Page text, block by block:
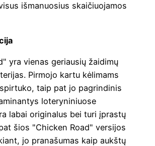
išmanuosius skaičiuojamos
yra vienas geriausių žaidimų
Pirmojo kartu kėlimams
taip pat jo pagrindinis
loteryniniuose
labai originalus bei turi įprastų
šios "Chicken Road" versijos
jo pranašumas kaip aukštų